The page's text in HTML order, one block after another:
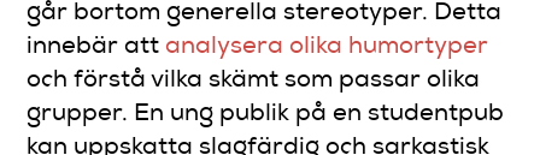
går bortom generella stereotyper. Detta
innebär att analysera olika humortyper
och förstå vilka skämt som passar olika
grupper. En ung publik på en studentpub
kan uppskatta slagfärdig och sarkastisk